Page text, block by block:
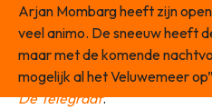
Arjan Mombarg heeft zijn
veel animo. De sneeuw heeft
maar met de komende
mogelijk al het Veluwemeer
De Telegraaf.